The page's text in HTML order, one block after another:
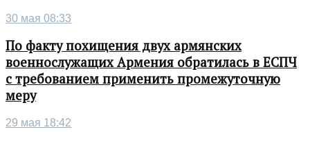
30 мая 08:33
По факту похищения двух армянских
военнослужащих Армения обратилась в ЕСПЧ
с требованием применить промежуточную
меру
29 мая 18:42